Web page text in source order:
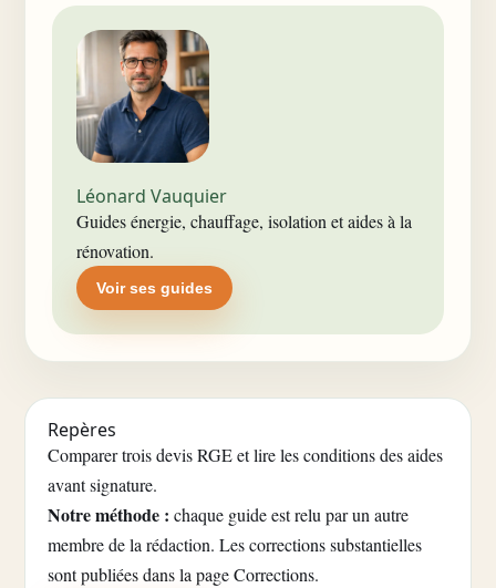
Léonard Vauquier
Guides énergie, chauffage, isolation et aides à la
rénovation.
Voir ses guides
Repères
Comparer trois devis RGE et lire les conditions des aides
avant signature.
Notre méthode : chaque guide est relu par un autre
membre de la rédaction. Les corrections substantielles
sont publiées dans la page Corrections.